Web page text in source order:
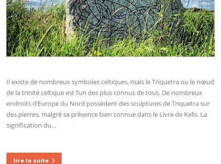
Il existe de nombreux symboles celtiques, mais le Triquetra ou le nœud
de la trinité celtique est l’un des plus connus de tous. De nombreux
endroits d’Europe du Nord possèdent des sculptures de Triquetra sur
des pierres, malgré sa présence bien connue dans le Livre de Kells. La
signification du…
lire la suite